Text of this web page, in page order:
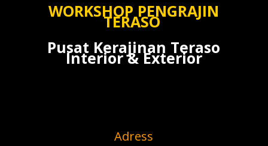
WORKSHOP PENGRAJIN
TERASO
Pusat Kerajinan Teraso
Interior & Exterior
Adress